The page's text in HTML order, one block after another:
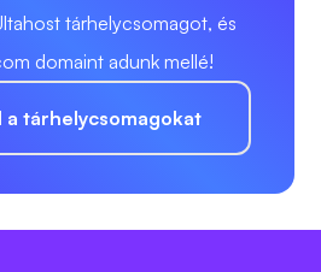
tárhelycsomagot, és
domaint adunk mellé!
a tárhelycsomagokat